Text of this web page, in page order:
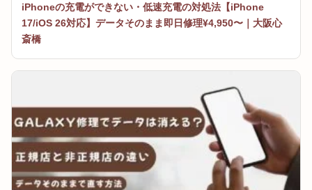
iPhoneの充電ができない・低速充電の対処法【iPhone
17/iOS 26対応】データそのまま即日修理¥4,950〜｜大阪心
斎橋